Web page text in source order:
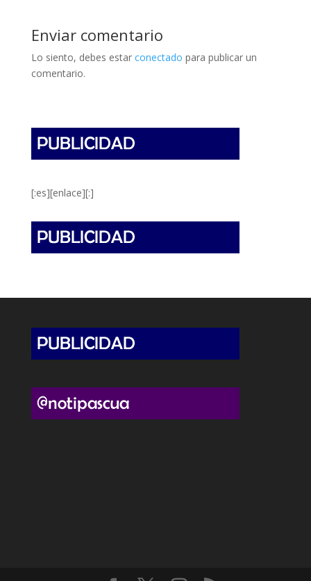
Enviar comentario
Lo siento, debes estar conectado para publicar un
comentario.
[:es][enlace][:]